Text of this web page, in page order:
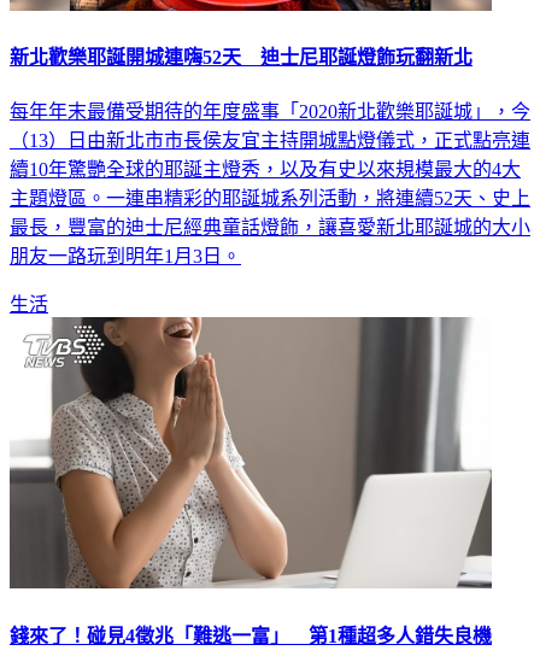
新北歡樂耶誕開城連嗨52天 迪士尼耶誕燈飾玩翻新北
每年年末最備受期待的年度盛事「2020新北歡樂耶誕城」，今
（13）日由新北市市長侯友宜主持開城點燈儀式，正式點亮連
續10年驚艷全球的耶誕主燈秀，以及有史以來規模最大的4大
主題燈區。一連串精彩的耶誕城系列活動，將連續52天、史上
最長，豐富的迪士尼經典童話燈飾，讓喜愛新北耶誕城的大小
朋友一路玩到明年1月3日。
生活
錢來了！碰見4徵兆「難逃一富」 第1種超多人錯失良機